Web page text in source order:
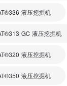
液压挖掘机
GC 液压挖掘机
液压挖掘机
液压挖掘机